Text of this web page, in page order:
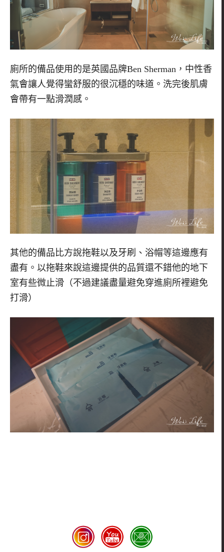
廁所的備品使用的是英國品牌Ben Sherman ，中性香
氣會讓人覺得蠻舒服的很沉穩的味道。洗完後肌膚
會帶有一點滑潤感。
其他的備品比方說拖鞋以及牙刷、浴帽等這邊應有
盡有。以拖鞋來說這邊提供的品質還不錯他的地下
室有些微止滑（不過建議盡量避免穿進廁所裡避免
打滑）